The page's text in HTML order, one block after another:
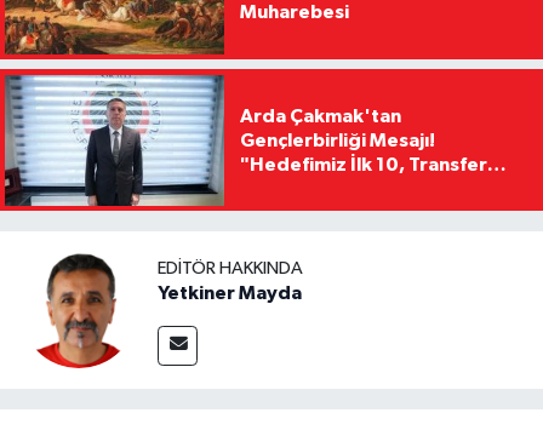
Muharebesi
Arda Çakmak'tan
Gençlerbirliği Mesajı!
"Hedefimiz İlk 10, Transfer
Kaldıracağız"
EDITÖR HAKKINDA
Yetkiner Mayda